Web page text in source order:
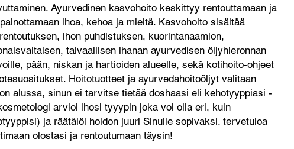
Ayurvedinen kasvohoito keskittyy rentouttamaan ja
ihoa, kehoa ja mieltä. Kasvohoito sisältää
ihon puhdistuksen, kuorintanaamion,
taivaallisen ihanan ayurvedisen öljyhieronnan
pään, niskan ja hartioiden alueelle, sekä kotihoito-ohjeet
Hoitotuotteet ja ayurvedahoitoöljyt valitaan
alussa, sinun ei tarvitse tietää doshaasi eli kehotyyppiasi -
arvioi ihosi tyyypin joka voi olla eri, kuin
ja räätälöi hoidon juuri Sinulle sopivaksi. tervetuloa
olostasi ja rentoutumaan täysin!